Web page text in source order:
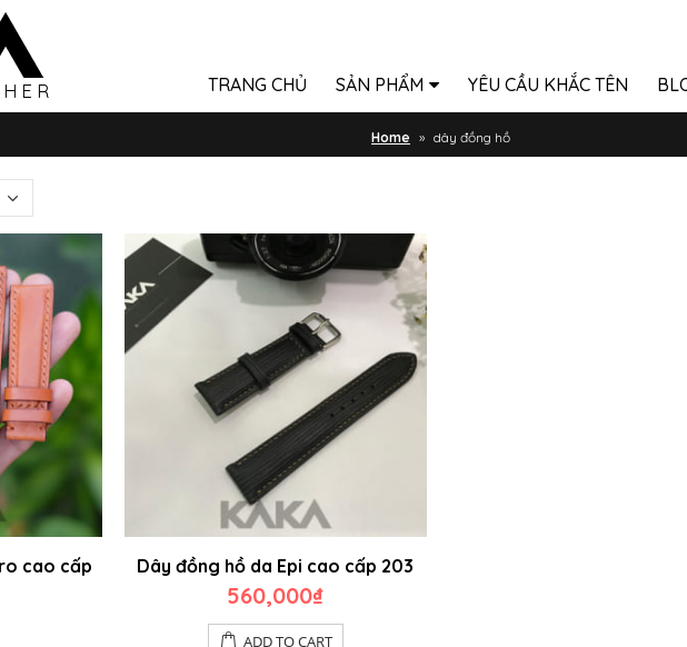
TRANG CHỦ SẢN PHẨM YÊU CẦU KHẮC TÊN
Home » dây đồng hồ
cao cấp
Dây đồng hồ da Epi cao cấp 203
560,000₫
ADD TO CART